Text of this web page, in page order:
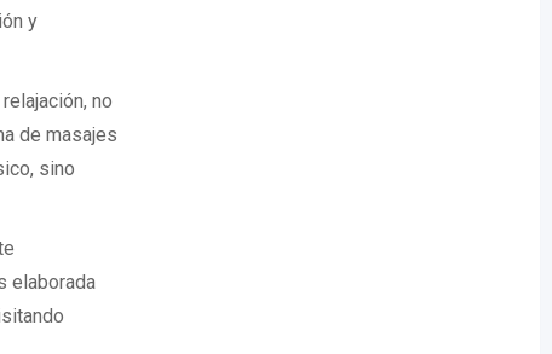
y
no
de masajes
sino
elaborada